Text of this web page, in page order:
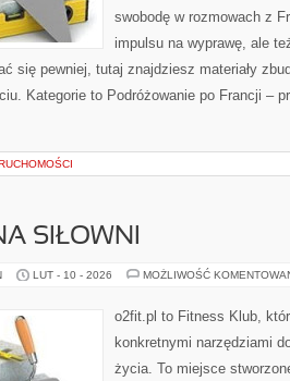
swobodę w rozmowach z
impulsu na wyprawę, ale
się pewniej, tutaj znajdziesz materiały
Kategorie to Podróżowanie po Francji –
SIŁOWNI
LUT - 10 - 2026 MOŻLIWOŚĆ
o2fit.pl to Fitness Klub,
konkretnymi narzędziami
życia. To miejsce